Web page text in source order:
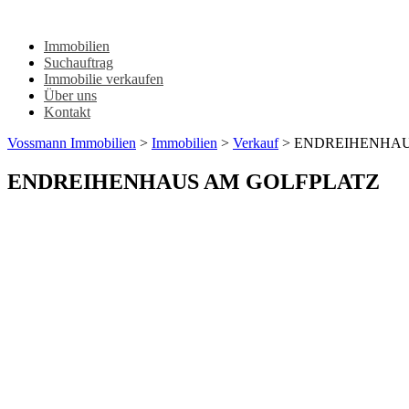
Immobilien
Suchauftrag
Immobilie verkaufen
Über uns
Kontakt
Vossmann Immobilien > Immobilien > Verkauf>
ENDREIHENHAUS AM GOLFPLATZ